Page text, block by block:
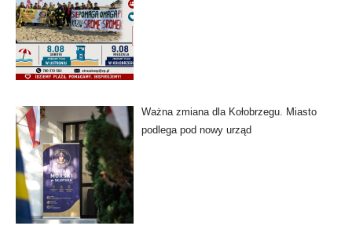
Ważna zmiana dla Kołobrzegu. Miasto
podlega pod nowy urząd